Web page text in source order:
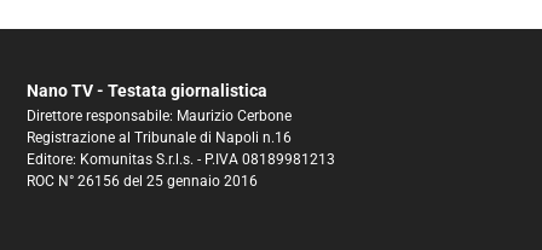
Nano TV - Testata giornalistica
Direttore responsabile: Maurizio Cerbone
Registrazione al Tribunale di Napoli n.16
Editore: Komunitas S.r.l.s. - P.IVA 08189981213
ROC N° 26156 del 25 gennaio 2016